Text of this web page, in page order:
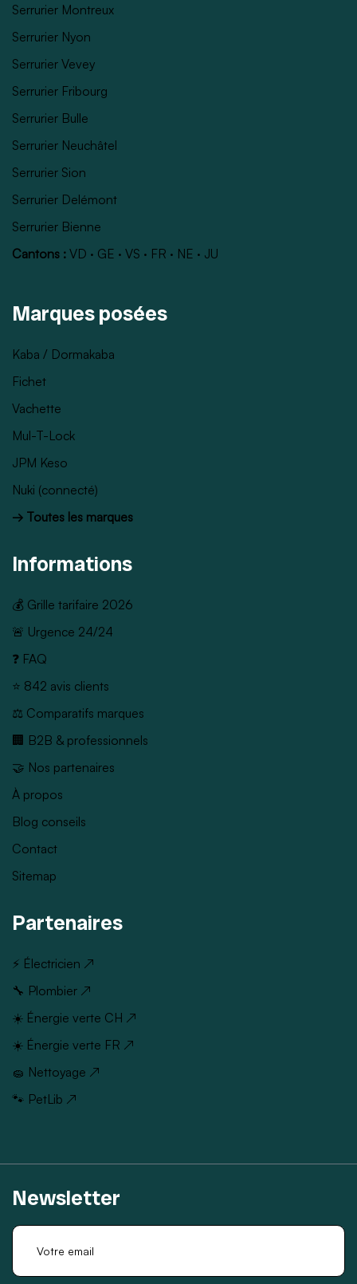
Serrurier Montreux
Serrurier Nyon
Serrurier Vevey
Serrurier Fribourg
Serrurier Bulle
Serrurier Neuchâtel
Serrurier Sion
Serrurier Delémont
Serrurier Bienne
Cantons : VD · GE · VS · FR · NE · JU
Marques posées
Kaba / Dormakaba
Fichet
Vachette
Mul-T-Lock
JPM Keso
Nuki (connecté)
→ Toutes les marques
Informations
💰 Grille tarifaire 2026
🚨 Urgence 24/24
❓ FAQ
⭐ 842 avis clients
⚖️ Comparatifs marques
🏢 B2B & professionnels
🤝 Nos partenaires
À propos
Blog conseils
Contact
Sitemap
Partenaires
⚡ Électricien ↗
🔧 Plombier ↗
☀️ Énergie verte CH ↗
☀️ Énergie verte FR ↗
🧽 Nettoyage ↗
🐾 PetLib ↗
Newsletter